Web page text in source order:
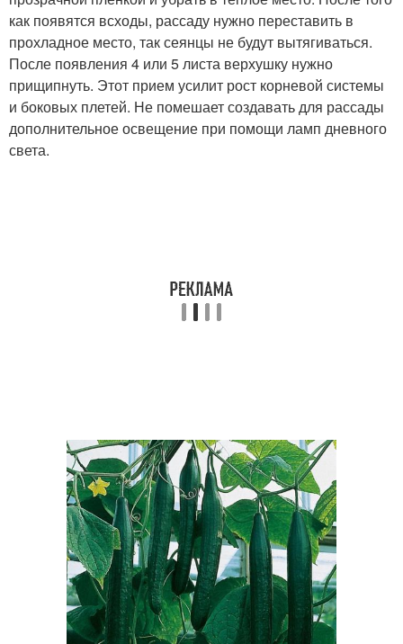
как появятся всходы, рассаду нужно переставить в
прохладное место, так сеянцы не будут вытягиваться.
После появления 4 или 5 листа верхушку нужно
прищипнуть. Этот прием усилит рост корневой системы
и боковых плетей. Не помешает создавать для рассады
дополнительное освещение при помощи ламп дневного
света.